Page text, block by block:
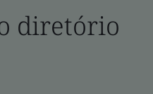
diretório